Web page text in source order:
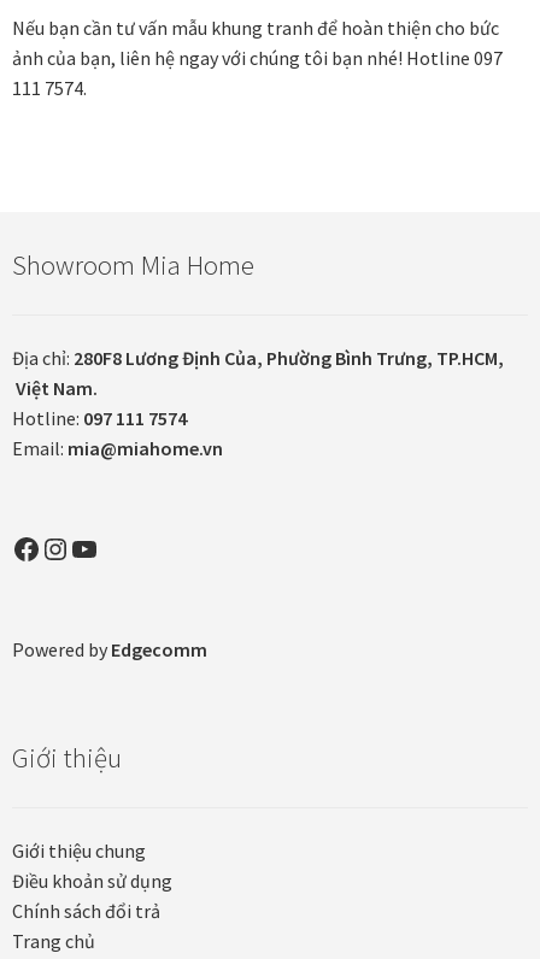
Nếu bạn cần tư vấn mẫu khung tranh để hoàn thiện cho bức
ảnh của bạn, liên hệ ngay với chúng tôi bạn nhé! Hotline 097
111 7574.
Showroom Mia Home
Địa chỉ: 280F8 Lương Định Của, Phường Bình Trưng, TP.HCM,
Việt Nam.
Hotline: 097 111 7574
Email: mia@miahome.vn
Facebook
Instagram
YouTube
Powered by Edgecomm
Giới thiệu
Giới thiệu chung
Điều khoản sử dụng
Chính sách đổi trả
Trang chủ